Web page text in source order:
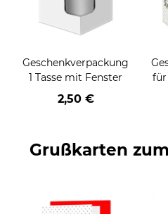
Geschenkverpackung
1 Tasse mit Fenster
2,50 €
für
Grußkarten